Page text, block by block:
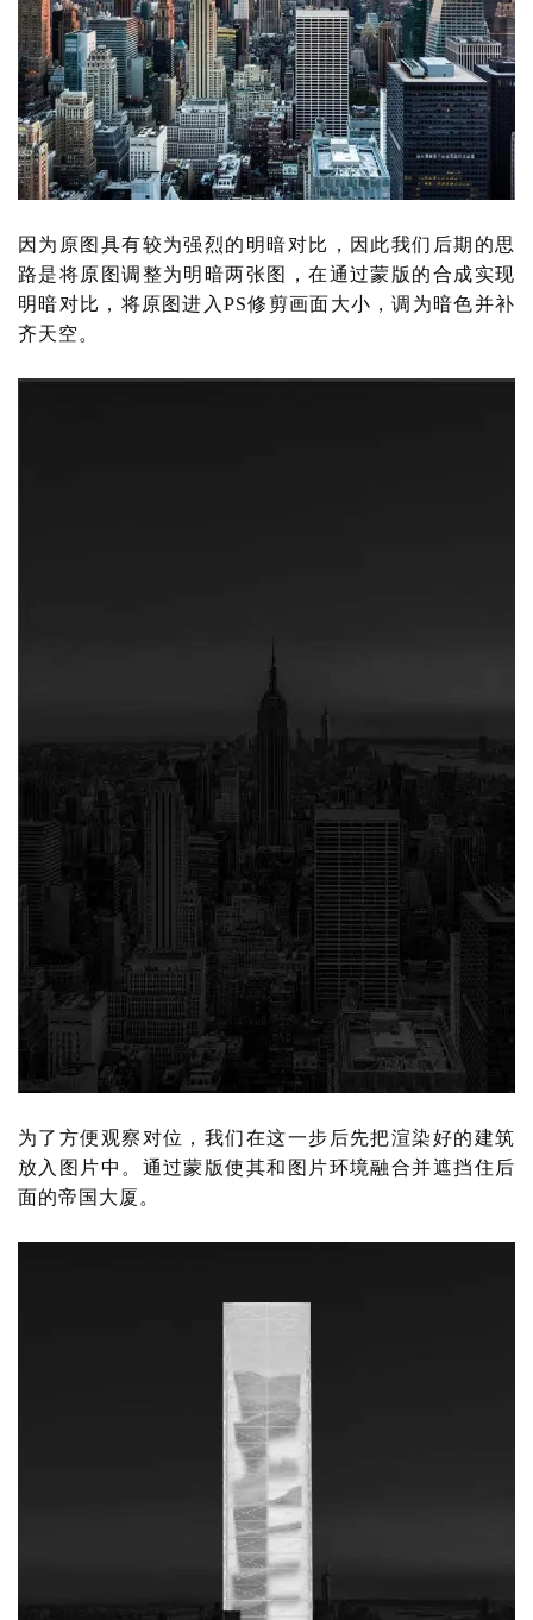
因为原图具有较为强烈的明暗对比，因此我们后期的思
路是将原图调整为明暗两张图，在通过蒙版的合成实现
明暗对比，将原图进入PS修剪画面大小，调为暗色并补
齐天空。
为了方便观察对位，我们在这一步后先把渲染好的建筑
放入图片中。通过蒙版使其和图片环境融合并遮挡住后
面的帝国大厦。